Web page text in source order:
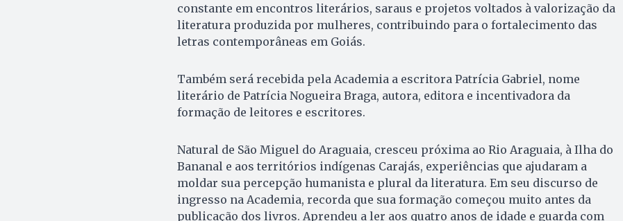
constante em encontros literários, saraus e projetos voltados à valorização da
literatura produzida por mulheres, contribuindo para o fortalecimento das
letras contemporâneas em Goiás.
Também será recebida pela Academia a escritora Patrícia Gabriel, nome
literário de Patrícia Nogueira Braga, autora, editora e incentivadora da
formação de leitores e escritores.
Natural de São Miguel do Araguaia, cresceu próxima ao Rio Araguaia, à Ilha do
Bananal e aos territórios indígenas Carajás, experiências que ajudaram a
moldar sua percepção humanista e plural da literatura. Em seu discurso de
ingresso na Academia, recorda que sua formação começou muito antes da
publicação dos livros. Aprendeu a ler aos quatro anos de idade e guarda com